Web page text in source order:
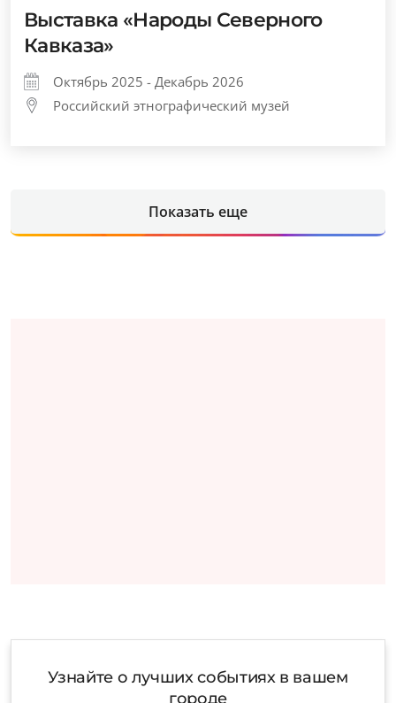
Выставка «Народы Северного
Кавказа»
Октябрь 2025 - Декабрь 2026
Российский этнографический музей
Показать еще
Узнайте о лучших событиях в вашем
городе